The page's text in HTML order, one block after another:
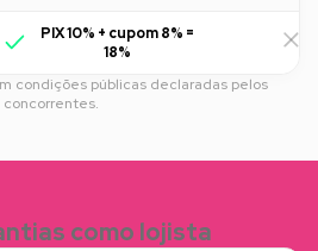
PIX 10% + cupom 8% =
18%
condições públicas declaradas pelos
concorrentes.
como lojista